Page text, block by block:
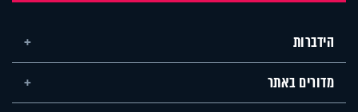
הידברות
מדורים באתר